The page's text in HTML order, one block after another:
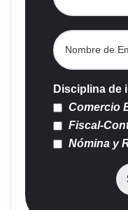
Disciplina de
Comercio
Fiscal-
Nómina y